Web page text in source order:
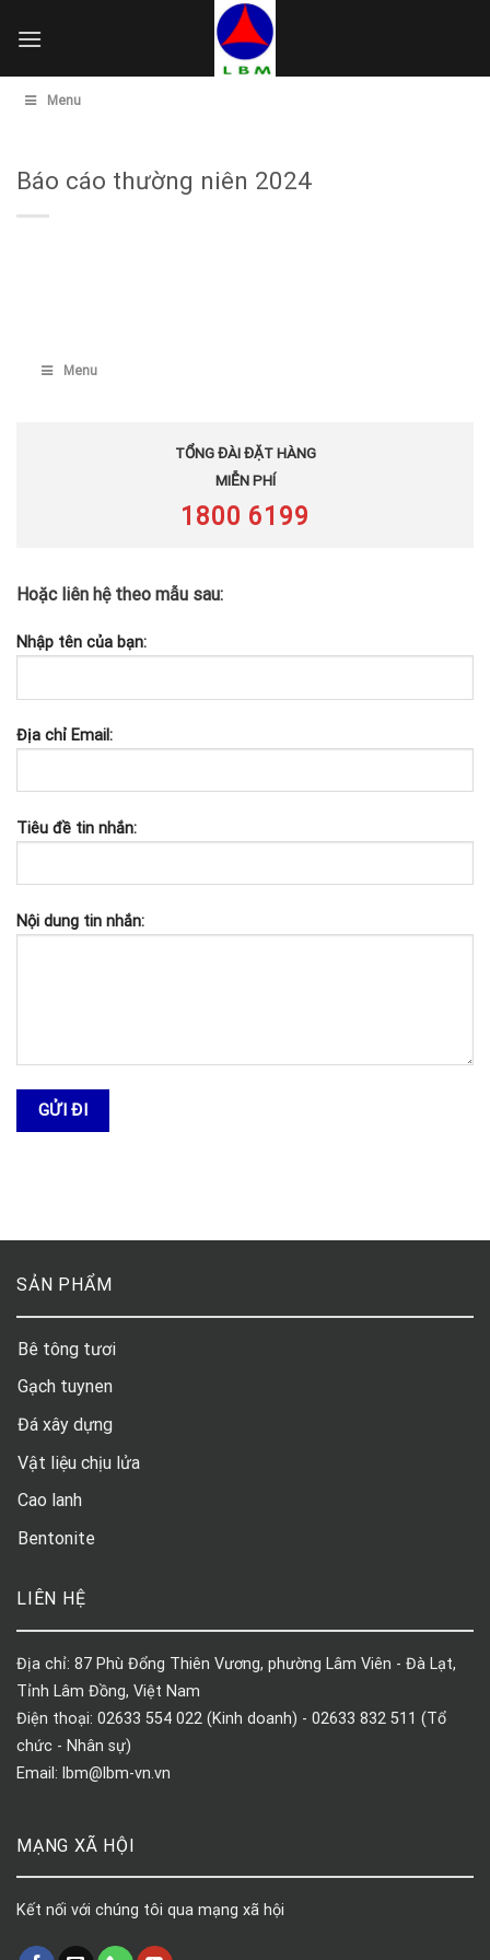
Menu
Menu
TỔNG ĐÀI ĐẶT HÀNG
MIỄN PHÍ
1800 6199
Hoặc liên hệ theo mẫu sau:
Nhập tên của bạn:
Địa chỉ Email:
Tiêu đề tin nhắn:
Nội dung tin nhắn:
Báo cáo thường niên 2024
SẢN PHẨM
Bê tông tươi
Gạch tuynen
Đá xây dựng
Vật liệu chịu lửa
Cao lanh
Bentonite
LIÊN HỆ
Địa chỉ: 87 Phù Đổng Thiên Vương, phường Lâm Viên - Đà Lạt,
Tỉnh Lâm Đồng, Việt Nam
Điện thoại: 02633 554 022 (Kinh doanh) - 02633 832 511 (Tổ
chức - Nhân sự)
Email: lbm@lbm-vn.vn
MẠNG XÃ HỘI
Kết nối với chúng tôi qua mạng xã hội